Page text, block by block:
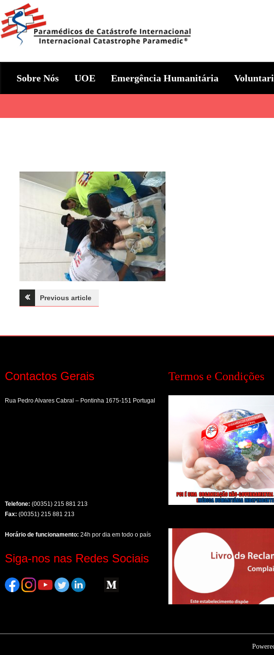
to
content
Sobre Nós UOE Emergência Humanitária
Navegação
artigos
Previous article
Contactos Gerais
Rua Pedro Alvares Cabral – Pontinha 1675-151 Portugal
Telefone: (00351) 215 881 213
Fax: (00351) 215 881 213
Horário de funcionamento: 24h por dia em todo o país
Siga-nos nas Redes Sociais
Termos e Condições